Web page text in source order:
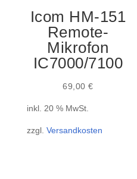
Icom HM-151
Remote-
Mikrofon
IC7000/7100
69,00€
inkl. 20 % MwSt.
zzgl. Versandkosten